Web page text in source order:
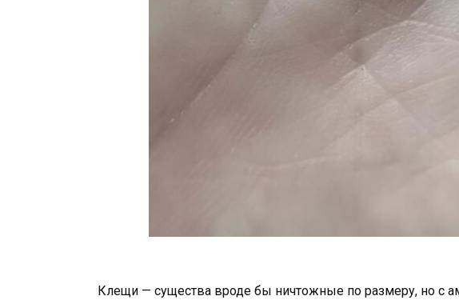
Клещи — существа вроде бы ничтожные по размеру, но с